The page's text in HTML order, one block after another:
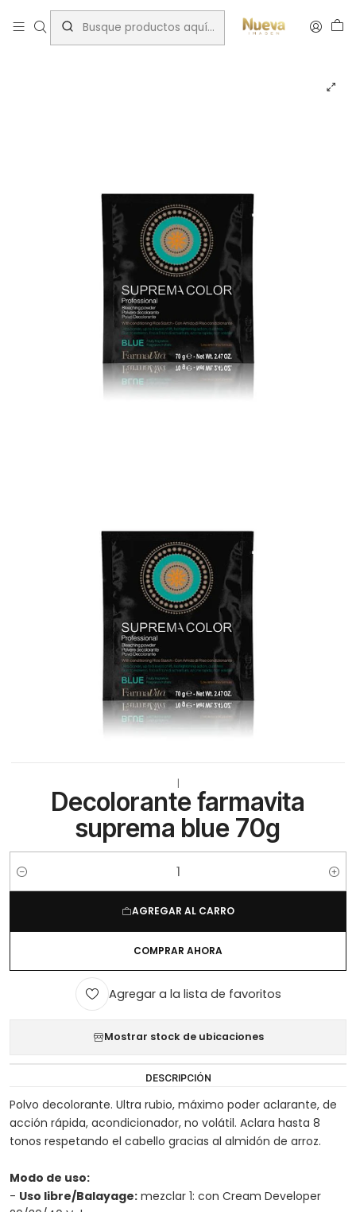
Inicio Tintes por Marca
Decolorante farmavita suprema blue 70g
Decolorante farmavita
suprema blue 70g
Cantidad
AGREGAR AL CARRO
COMPRAR AHORA
Agregar a la lista de favoritos
Mostrar stock de ubicaciones
DESCRIPCIÓN
Polvo decolorante. Ultra rubio, máximo poder aclarante, de
acción rápida, acondicionador, no volátil. Aclara hasta 8
tonos respetando el cabello gracias al almidón de arroz.
Modo de uso:
- Uso libre/Balayage:mezclar 1: con Cream Developer